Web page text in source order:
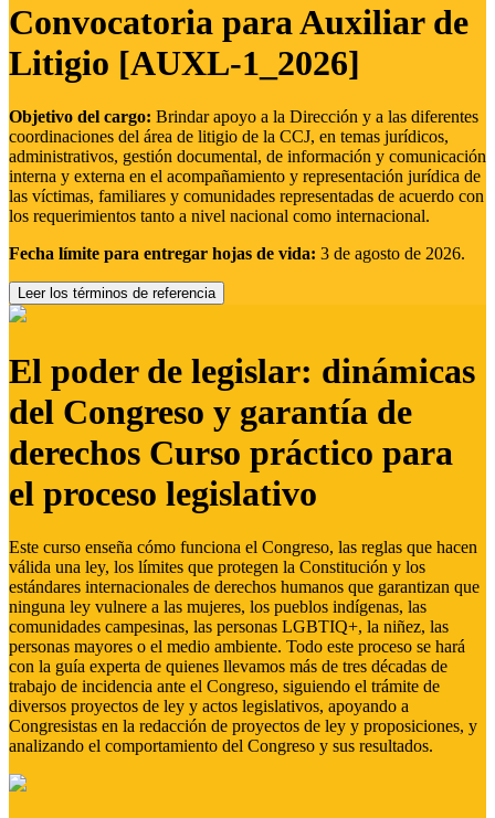
Convocatoria para Auxiliar de
Litigio [AUXL-1_2026]
Objetivo del cargo: Brindar apoyo a la Dirección y a las diferentes
coordinaciones del área de litigio de la CCJ, en temas jurídicos,
administrativos, gestión documental, de información y comunicación
interna y externa en el acompañamiento y representación jurídica de
las víctimas, familiares y comunidades representadas de acuerdo con
los requerimientos tanto a nivel nacional como internacional.
Fecha límite para entregar hojas de vida: 3 de agosto de 2026.
Leer los términos de referencia
El poder de legislar: dinámicas
del Congreso y garantía de
derechos Curso práctico para
el proceso legislativo
Este curso enseña cómo funciona el Congreso, las reglas que hacen
válida una ley, los límites que protegen la Constitución y los
estándares internacionales de derechos humanos que garantizan que
ninguna ley vulnere a las mujeres, los pueblos indígenas, las
comunidades campesinas, las personas LGBTIQ+, la niñez, las
personas mayores o el medio ambiente. Todo este proceso se hará
con la guía experta de quienes llevamos más de tres décadas de
trabajo de incidencia ante el Congreso, siguiendo el trámite de
diversos proyectos de ley y actos legislativos, apoyando a
Congresistas en la redacción de proyectos de ley y proposiciones, y
analizando el comportamiento del Congreso y sus resultados.